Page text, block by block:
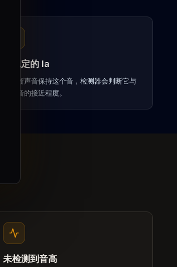
唱稳定的 la
用清晰声音保持这个音，检测器会判断它与
目标音的接近程度。
未检测到音高